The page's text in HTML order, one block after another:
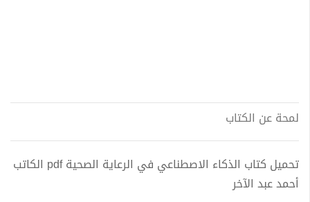
لمحة عن الكتاب
تحميل كتاب الذكاء الاصطناعي في الرعاية الصحية pdf الكاتب
أحمد عبد الآخر